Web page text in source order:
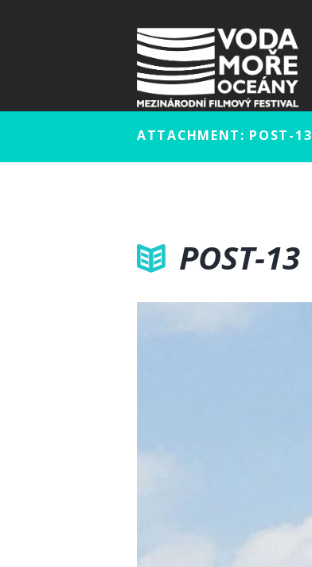
ATTACHMENT: POST-13
POST-13